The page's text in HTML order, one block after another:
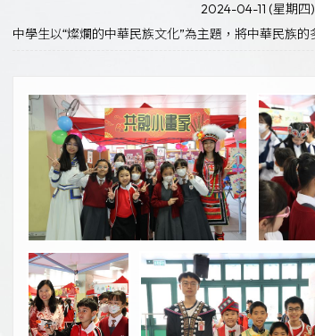
2024-04-11 (星期四)
中學生以“燦爛的中華民族文化”為主題，將中華民族